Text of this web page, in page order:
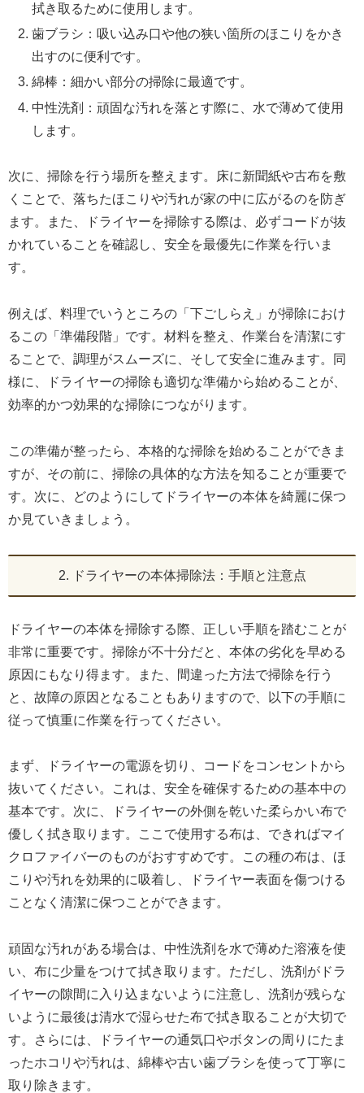
拭き取るために使用します。
歯ブラシ：吸い込み口や他の狭い箇所のほこりをかき
出すのに便利です。
綿棒：細かい部分の掃除に最適です。
中性洗剤：頑固な汚れを落とす際に、水で薄めて使用
します。
次に、掃除を行う場所を整えます。床に新聞紙や古布を敷
くことで、落ちたほこりや汚れが家の中に広がるのを防ぎ
ます。また、ドライヤーを掃除する際は、必ずコードが抜
かれていることを確認し、安全を最優先に作業を行いま
す。
例えば、料理でいうところの「下ごしらえ」が掃除におけ
るこの「準備段階」です。材料を整え、作業台を清潔にす
ることで、調理がスムーズに、そして安全に進みます。同
様に、ドライヤーの掃除も適切な準備から始めることが、
効率的かつ効果的な掃除につながります。
この準備が整ったら、本格的な掃除を始めることができま
すが、その前に、掃除の具体的な方法を知ることが重要で
す。次に、どのようにしてドライヤーの本体を綺麗に保つ
か見ていきましょう。
2. ドライヤーの本体掃除法：手順と注意点
ドライヤーの本体を掃除する際、正しい手順を踏むことが
非常に重要です。掃除が不十分だと、本体の劣化を早める
原因にもなり得ます。また、間違った方法で掃除を行う
と、故障の原因となることもありますので、以下の手順に
従って慎重に作業を行ってください。
まず、ドライヤーの電源を切り、コードをコンセントから
抜いてください。これは、安全を確保するための基本中の
基本です。次に、ドライヤーの外側を乾いた柔らかい布で
優しく拭き取ります。ここで使用する布は、できればマイ
クロファイバーのものがおすすめです。この種の布は、ほ
こりや汚れを効果的に吸着し、ドライヤー表面を傷つける
ことなく清潔に保つことができます。
頑固な汚れがある場合は、中性洗剤を水で薄めた溶液を使
い、布に少量をつけて拭き取ります。ただし、洗剤がドラ
イヤーの隙間に入り込まないように注意し、洗剤が残らな
いように最後は清水で湿らせた布で拭き取ることが大切で
す。さらには、ドライヤーの通気口やボタンの周りにたま
ったホコリや汚れは、綿棒や古い歯ブラシを使って丁寧に
取り除きます。